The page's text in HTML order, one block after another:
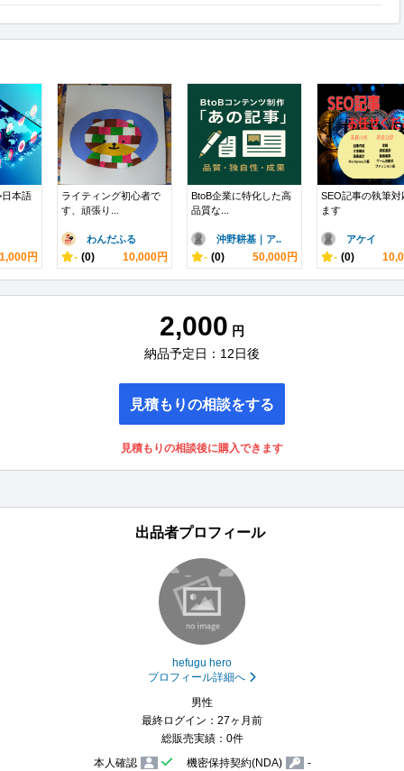
日本語
1,000円
ライティング初心者で
す、頑張り...
わんだふる
- (0) 10,000円
BtoB企業に特化した高
品質な...
沖野耕基｜ア..
- (0) 50,000円
SEO記事の執筆対
ます
アケイ
- (0)
2,000 円
納品予定日：12日後
見積もりの相談をする
見積もりの相談後に購入できます
出品者プロフィール
hefugu hero
プロフィール詳細へ
男性
最終ログイン：27ヶ月前
総販売実績：0件
本人確認
機密保持契約(NDA) -